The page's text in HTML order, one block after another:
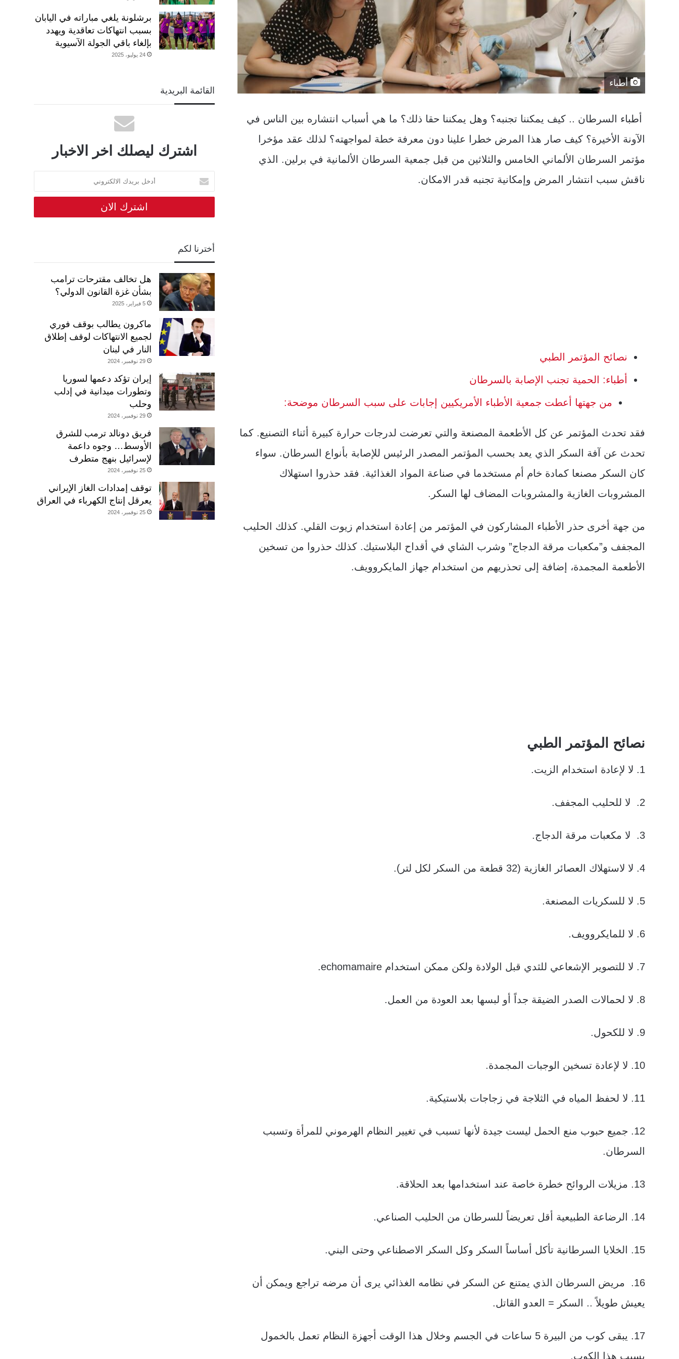
أطباء
أطباء السرطان .. كيف يمكننا تجنبه؟ وهل يمكننا حقا ذلك؟ ما هي أسباب انتشاره بين الناس في
الآونة الأخيرة؟ كيف صار هذا المرض خطرا علينا دون معرفة خطة لمواجهته؟ لذلك عقد مؤخرا
مؤتمر السرطان الألماني الخامس والثلاثين من قبل جمعية السرطان الألمانية في برلين. الذي
ناقش سبب انتشار المرض وإمكانية تجنبه قدر الامكان.
نصائح المؤتمر الطبي
أطباء: الحمية تجنب الإصابة بالسرطان
من جهتها أعطت جمعية الأطباء الأمريكيين إجابات على سبب السرطان موضحة:
فقد تحدث المؤتمر عن كل الأطعمة المصنعة والتي تعرضت لدرجات حرارة كبيرة أثناء التصنيع. كما
تحدث عن آفة السكر الذي يعد بحسب المؤتمر المصدر الرئيس للإصابة بأنواع السرطان. سواء
كان السكر مصنعا كمادة خام أم مستخدما في صناعة المواد الغذائية. فقد حذروا استهلاك
المشروبات الغازية والمشروبات المضاف لها السكر.
من جهة أخرى حذر الأطباء المشاركون في المؤتمر من إعادة استخدام زيوت القلي. كذلك الحليب
المجفف و”مكعبات مرقة الدجاج” وشرب الشاي في أقداح البلاستيك. كذلك حذروا من تسخين
الأطعمة المجمدة، إضافة إلى تحذريهم من استخدام جهاز المايكروويف.
نصائح المؤتمر الطبي
1. لا لإعادة استخدام الزيت.
2. لا للحليب المجفف.
3. لا مكعبات مرقة الدجاج.
4. لا لاستهلاك العصائر الغازية (32 قطعة من السكر لكل لتر).
5. لا للسكريات المصنعة.
6. لا للمايكروويف.
7. لا للتصوير الإشعاعي للثدي قبل الولادة ولكن ممكن استخدام echomamaire.
8. لا لحمالات الصدر الضيقة جداً أو لبسها بعد العودة من العمل.
9. لا للكحول.
10. لا لإعادة تسخين الوجبات المجمدة.
11. لا لحفظ المياه في الثلاجة في زجاجات بلاستيكية.
12. جميع حبوب منع الحمل ليست جيدة لأنها تسبب في تغيير النظام الهرموني للمرأة وتسبب
السرطان.
13. مزيلات الروائح خطرة خاصة عند استخدامها بعد الحلاقة.
14. الرضاعة الطبيعية أقل تعريضاً للسرطان من الحليب الصناعي.
15. الخلايا السرطانية تأكل أساساً السكر وكل السكر الاصطناعي وحتى البني.
16. مريض السرطان الذي يمتنع عن السكر في نظامه الغذائي يرى أن مرضه تراجع ويمكن أن
يعيش طويلاً .. السكر = العدو القاتل.
17. يبقى كوب من البيرة 5 ساعات في الجسم وخلال هذا الوقت أجهزة النظام تعمل بالخمول
بسبب هذا الكوب.
برشلونة يلغي مباراته في اليابان
بسبب انتهاكات تعاقدية ويهدد
بإلغاء باقي الجولة الآسيوية
24 يوليو، 2025
القائمة البريدية
اشترك ليصلك اخر الاخبار
أدخل
بريدك
الالكتروني
أخترنا لكم
هل تخالف مقترحات ترامب
بشأن غزة القانون الدولي؟
5 فبراير، 2025
ماكرون يطالب بوقف فوري
لجميع الانتهاكات لوقف إطلاق
النار في لبنان
29 نوفمبر، 2024
إيران تؤكد دعمها لسوريا
وتطورات ميدانية في إدلب
وحلب
29 نوفمبر، 2024
فريق دونالد ترمب للشرق
الأوسط… وجوه داعمة
لإسرائيل بنهج متطرف
25 نوفمبر، 2024
توقف إمدادات الغاز الإيراني
يعرقل إنتاج الكهرباء في العراق
25 نوفمبر، 2024